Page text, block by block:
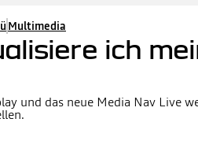
Multimedia
ich
und das neue Media Nav Live